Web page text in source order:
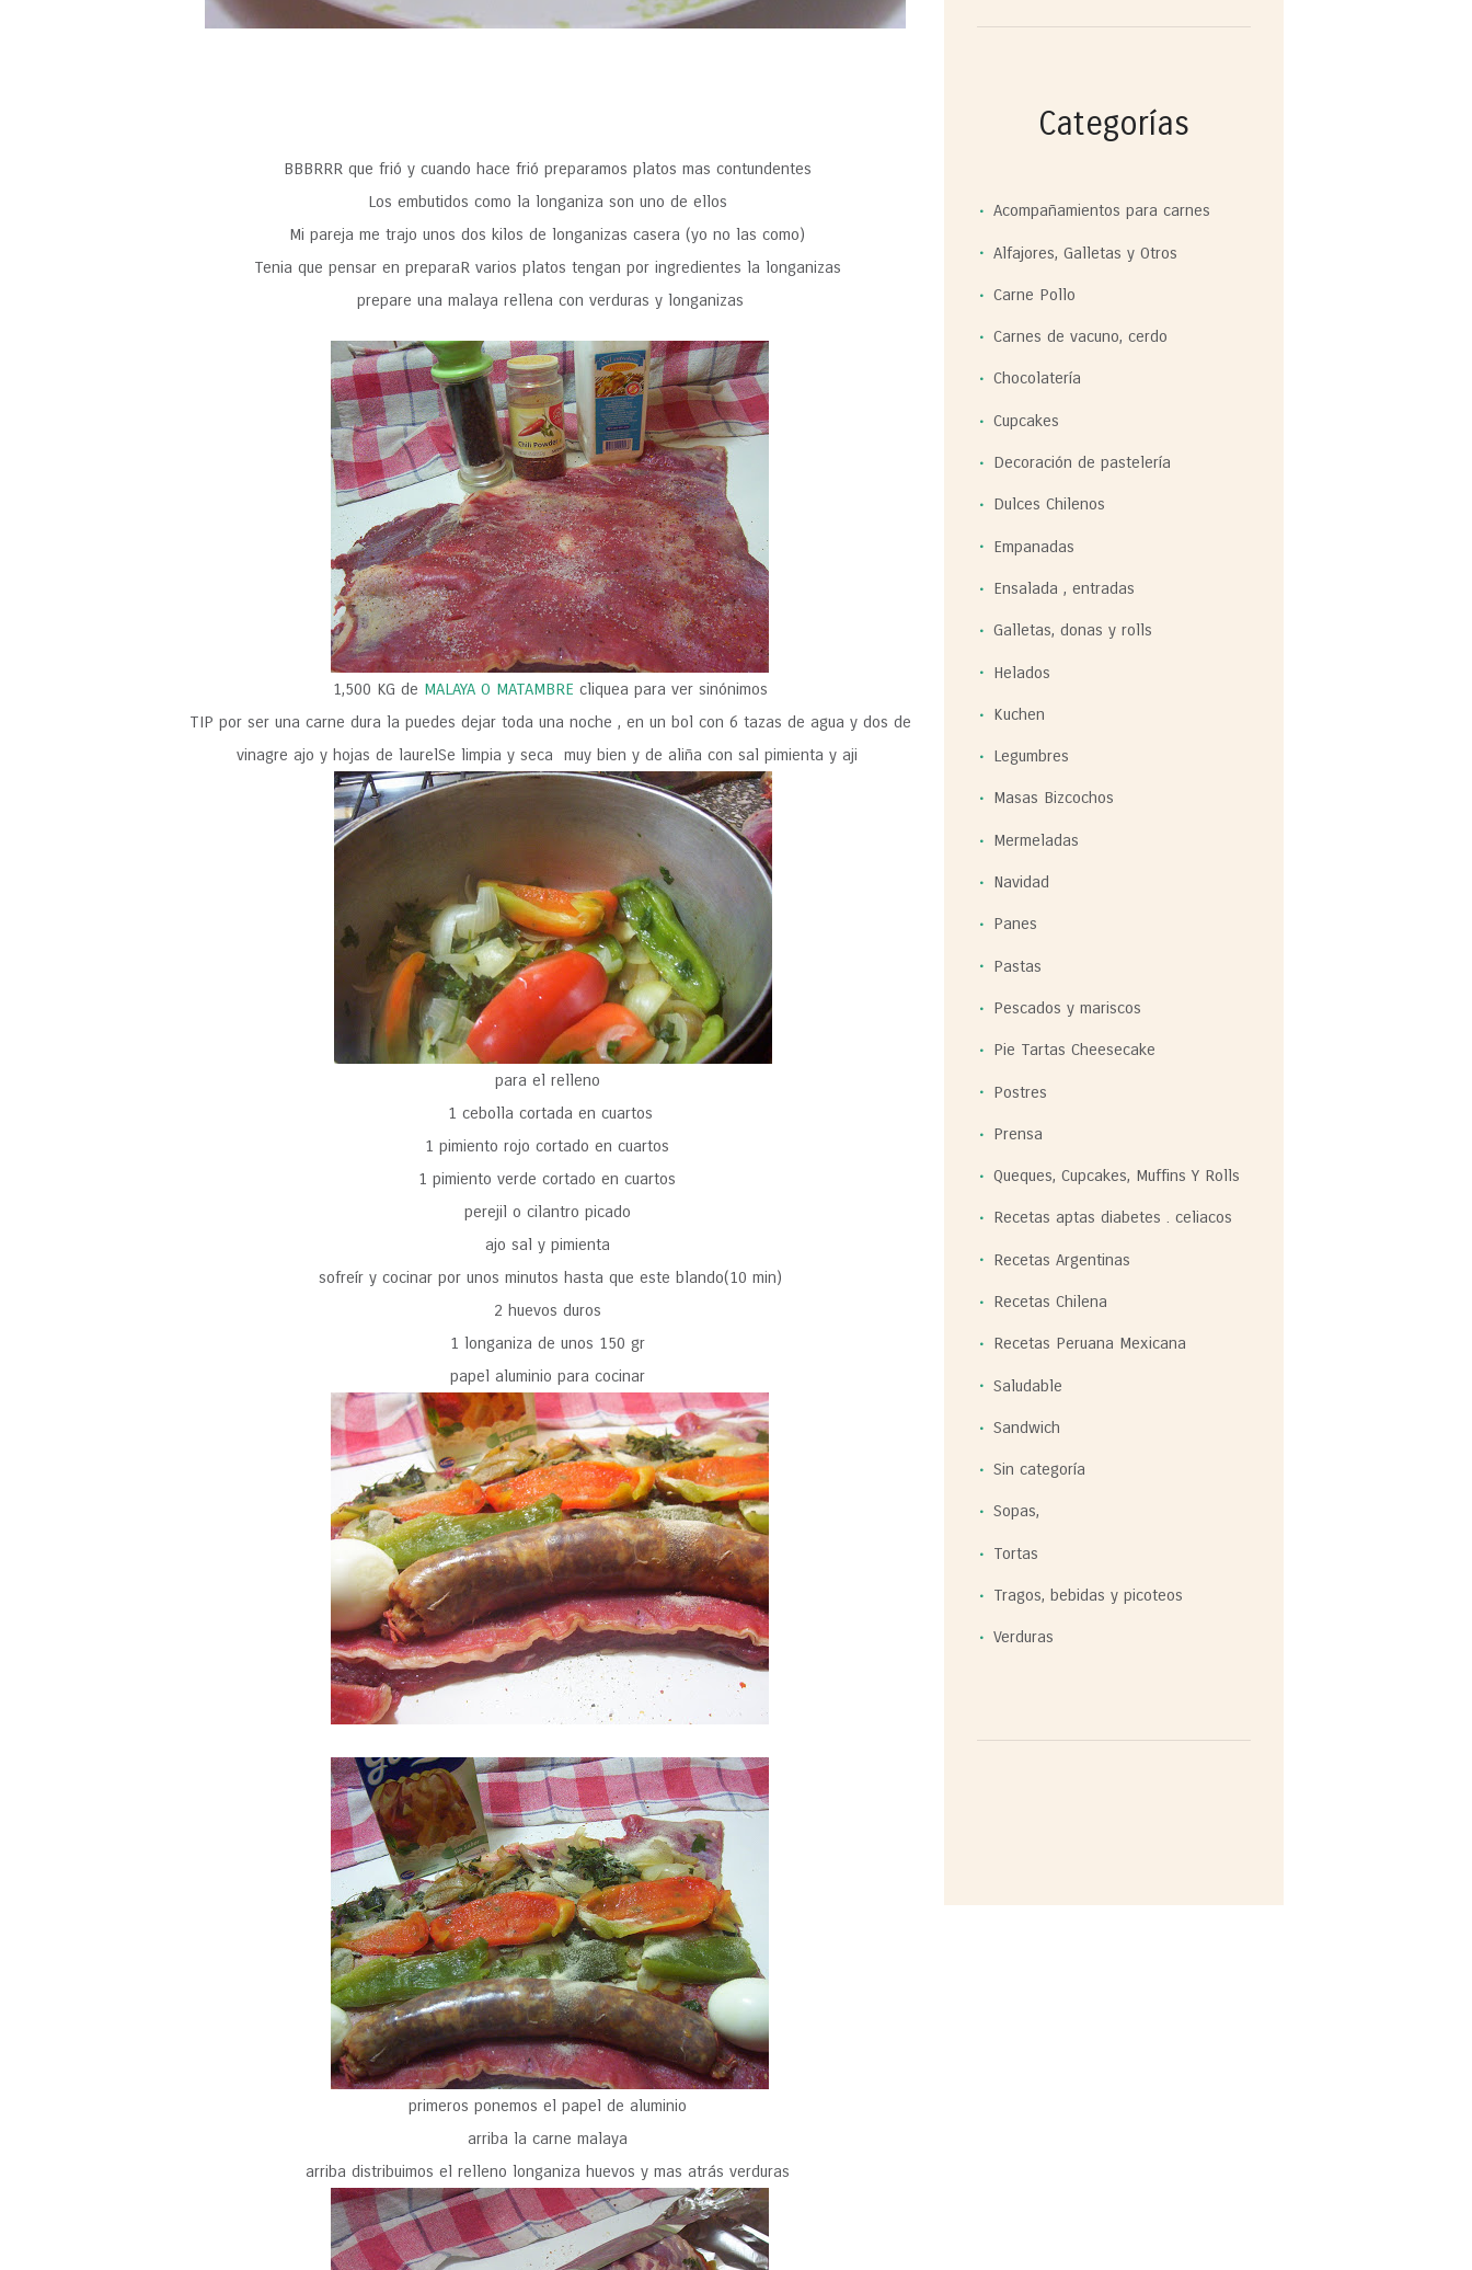
BBBRRR que frió y cuando hace frió preparamos platos mas contundentes
Los embutidos como la longaniza son uno de ellos
Mi pareja me trajo unos dos kilos de longanizas casera (yo no las como)
Tenia que pensar en preparaR varios platos tengan por ingredientes la longanizas
prepare una malaya rellena con verduras y longanizas
1,500 KG de MALAYA O MATAMBRE cliquea para ver sinónimos
TIP por ser una carne dura la puedes dejar toda una noche , en un bol con 6 tazas de agua y dos de
vinagre ajo y hojas de laurelSe limpia y seca muy bien y de aliña con sal pimienta y aji
para el relleno
1 cebolla cortada en cuartos
1 pimiento rojo cortado en cuartos
1 pimiento verde cortado en cuartos
perejil o cilantro picado
ajo sal y pimienta
sofreír y cocinar por unos minutos hasta que este blando(10 min)
2 huevos duros
1 longaniza de unos 150 gr
papel aluminio para cocinar
primeros ponemos el papel de aluminio
arriba la carne malaya
arriba distribuimos el relleno longaniza huevos y mas atrás verduras
Categorías
Acompañamientos para carnes
Alfajores, Galletas y Otros
Carne Pollo
Carnes de vacuno, cerdo
Chocolatería
Cupcakes
Decoración de pastelería
Dulces Chilenos
Empanadas
Ensalada , entradas
Galletas, donas y rolls
Helados
Kuchen
Legumbres
Masas Bizcochos
Mermeladas
Navidad
Panes
Pastas
Pescados y mariscos
Pie Tartas Cheesecake
Postres
Prensa
Queques, Cupcakes, Muffins Y Rolls
Recetas aptas diabetes . celiacos
Recetas Argentinas
Recetas Chilena
Recetas Peruana Mexicana
Saludable
Sandwich
Sin categoría
Sopas,
Tortas
Tragos, bebidas y picoteos
Verduras